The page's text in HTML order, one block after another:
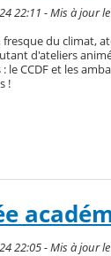
22:11 - Mis à jour
fresque du climat,
d'ateliers
le CCDF et les
!
22:05 - Mis à